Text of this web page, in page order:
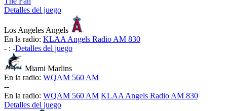
Detalles del juego
Los Angeles Angels
En la radio: KLAA Angels Radio AM 830
- : -Detalles del juego
Miami Marlins
En la radio: WQAM 560 AM
--
En la radio: WQAM 560 AM KLAA Angels Radio AM 830
Detalles del juego